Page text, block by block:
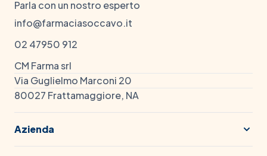
Parla con un nostro esperto
info@farmaciasoccavo.it
02 47950 912
CM Farma srl
Via Guglielmo Marconi 20
80027 Frattamaggiore, NA
Azienda